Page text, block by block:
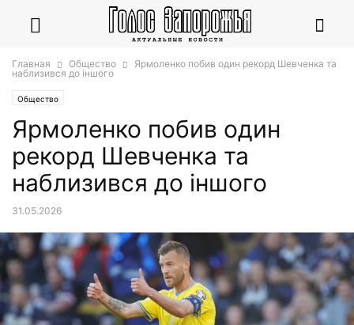
Главная Общество
Ярмоленко побив один рекорд Шевченка та
наблизився до іншого
Общество
Ярмоленко побив один
рекорд Шевченка та
наблизився до іншого
31.05.2026